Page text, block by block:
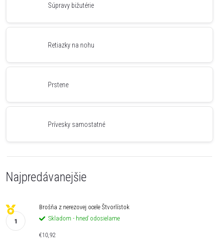
Súpravy bižutérie
Retiazky na nohu
Prstene
Prívesky samostatné
Najpredávanejšie
Brošňa z nerezovej ocele Štvorlístok
Skladom - hneď odosielame
€10,92